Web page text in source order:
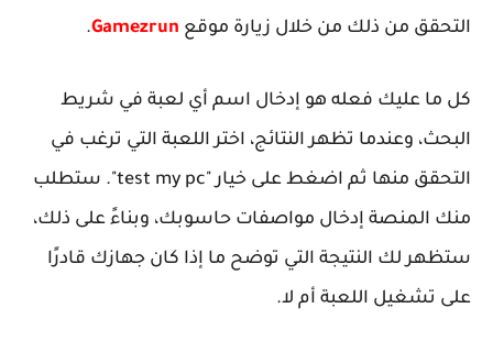
التحقق من ذلك من خلال زيارة موقع Gamezrun
.
كل ما عليك فعله هو إدخال اسم أي لعبة في شريط
البحث، وعندما تظهر النتائج، اختر اللعبة التي ترغب في
التحقق منها ثم اضغط على خيار "test my pc". ستطلب
منك المنصة إدخال مواصفات حاسوبك، وبناءً على ذلك،
ستظهر لك النتيجة التي توضح ما إذا كان جهازك قادرًا
على تشغيل اللعبة أم لا.